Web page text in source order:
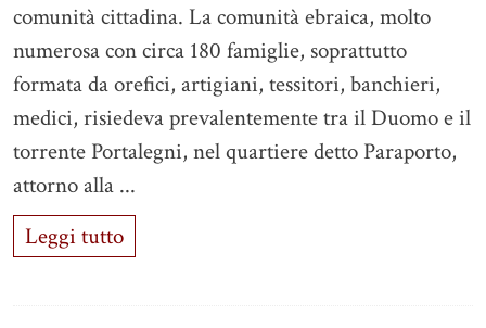
comunità cittadina. La comunità ebraica, molto
numerosa con circa 180 famiglie, soprattutto
formata da orefici, artigiani, tessitori, banchieri,
medici, risiedeva prevalentemente tra il Duomo e il
torrente Portalegni, nel quartiere detto Paraporto,
attorno alla ...
Leggi tutto